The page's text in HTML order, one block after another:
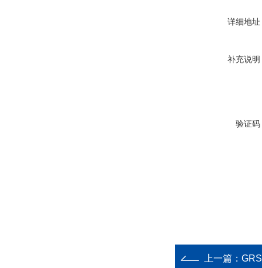
详细地址
补充说明
验证码
上一篇：